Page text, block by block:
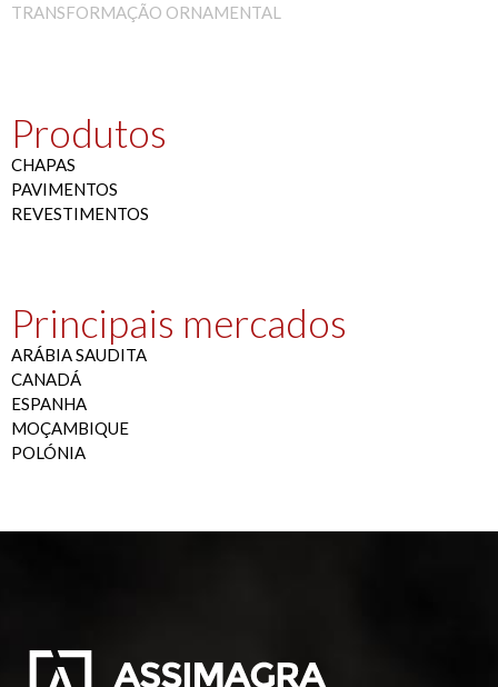
TRANSFORMAÇÃO ORNAMENTAL
Produtos
CHAPAS
PAVIMENTOS
REVESTIMENTOS
Principais mercados
ARÁBIA SAUDITA
CANADÁ
ESPANHA
MOÇAMBIQUE
POLÓNIA